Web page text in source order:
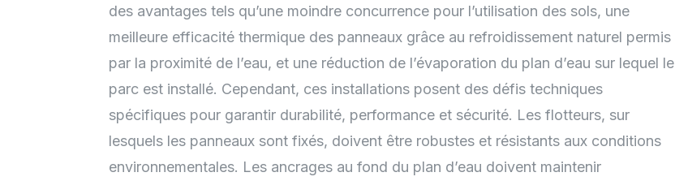
des avantages tels qu’une moindre concurrence pour l’utilisation des sols, une
meilleure efficacité thermique des panneaux grâce au refroidissement naturel permis
par la proximité de l’eau, et une réduction de l’évaporation du plan d’eau sur lequel le
parc est installé. Cependant, ces installations posent des défis techniques
spécifiques pour garantir durabilité, performance et sécurité. Les flotteurs, sur
lesquels les panneaux sont fixés, doivent être robustes et résistants aux conditions
environnementales. Les ancrages au fond du plan d’eau doivent maintenir